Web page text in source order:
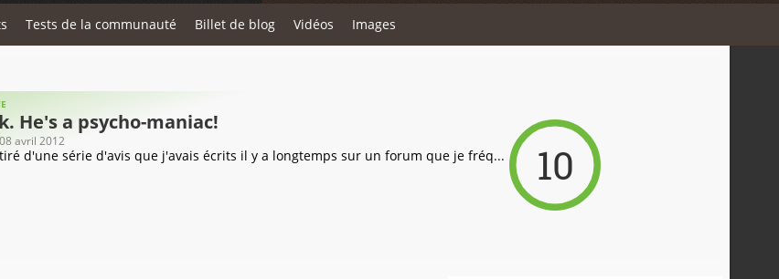
Tests de la communauté Billet de blog Vidéos Images
He's a psycho-maniac!
avril 2012
d'une série d'avis que j'avais écrits il y a longtemps sur un forum que je fréq... 10